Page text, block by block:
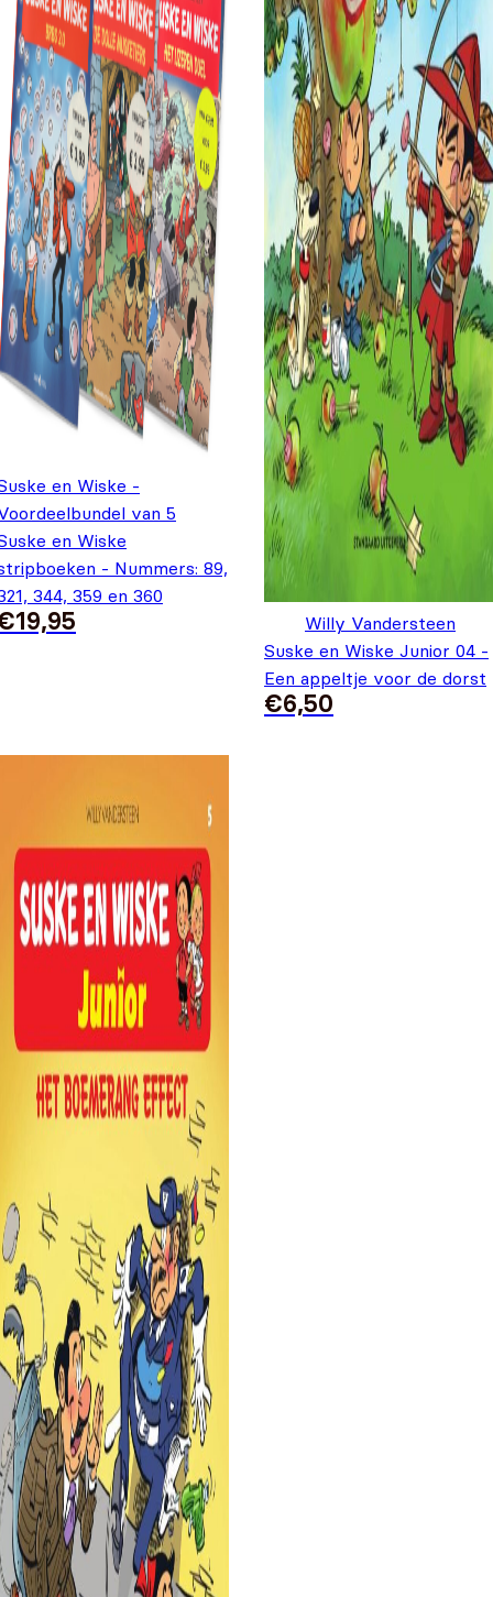
en Wiske -
van 5
en Wiske
- Nummers: 89,
344, 359 en 360
19,95
Willy Vandersteen
Suske en Wiske Junior 04 -
Een appeltje voor de dorst
€6,50